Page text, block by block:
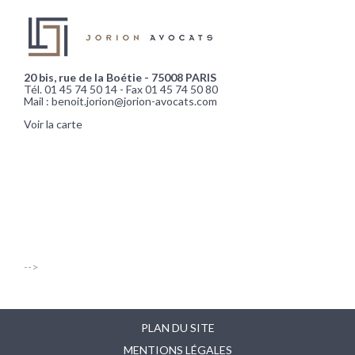
20 bis, rue de la Boétie - 75008 PARIS
Tél. 01 45 74 50 14 - Fax 01 45 74 50 80
Mail : benoit.jorion@jorion-avocats.com
Voir la carte
-->
PLAN DU SITE
MENTIONS LÉGALES